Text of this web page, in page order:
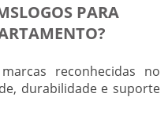
PARA
reconhecidas no
durabilidade e suporte